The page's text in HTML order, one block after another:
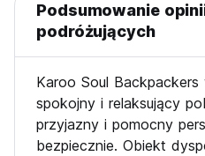
Podsumowanie
podróżujących
Karoo Soul
spokojny i relaksujący
przyjazny i pomocny
bezpiecznie. Obiekt